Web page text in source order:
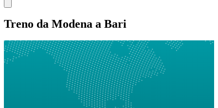
Treno da Modena a Bari